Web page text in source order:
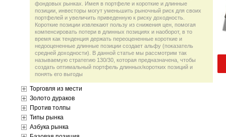
фондовых рынках. Имея в портфеле и короткие и длинные
позиции, инвесторы могут уменьшить рыночный риск для своих
портфелей и увеличить приведенную к риску доходность.
Короткие позиции извлекают пользу из снижения цен, помогая
компенсировать потери в длинных позициях и наоборот, в то
время как тенденция держать переоцененные короткие и
недооцененные длинные позиции создает альфу (показатель
средней доходности). В данной статье мы рассмотрим так
называемую стратегию 130/30, которая предназначена, чтобы
создать оптимальный портфель длинных/коротких позиций и
понять его выгоды
Торговля из мести
Золото дураков
Против толпы
Типы рынка
Азбука рынка